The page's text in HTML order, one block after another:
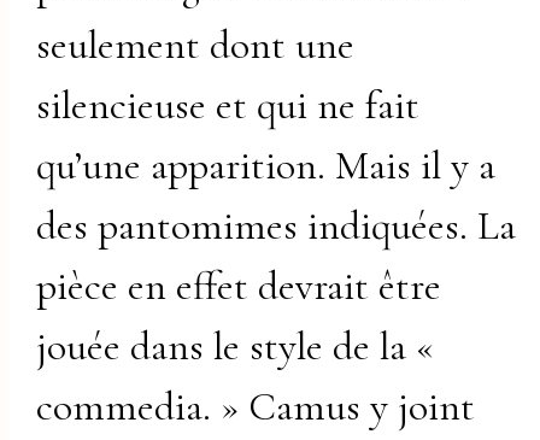
seulement dont une
silencieuse et qui ne fait
qu’une apparition. Mais il y a
des pantomimes indiquées. La
pièce en effet devrait être
jouée dans le style de la «
commedia. » Camus y joint